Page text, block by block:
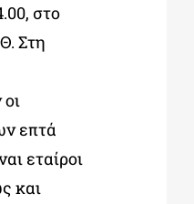
στο
Στη
επτά
εταίροι
και